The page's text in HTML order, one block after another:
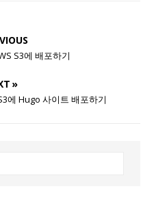
S3에 배포하기
»
에 Hugo 사이트 배포하기